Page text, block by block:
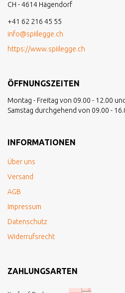
CH - 4614 Hägendorf
+41 62 216 45 55
info@spiilegge.ch
https://www.spiilegge.ch
ÖFFNUNGSZEITEN
Montag - Freitag von 09.00 - 12.00
Samstag durchgehend von 09.00 -
INFORMATIONEN
Über uns
Versand
AGB
Impressum
Datenschutz
Widerrufsrecht
ZAHLUNGSARTEN